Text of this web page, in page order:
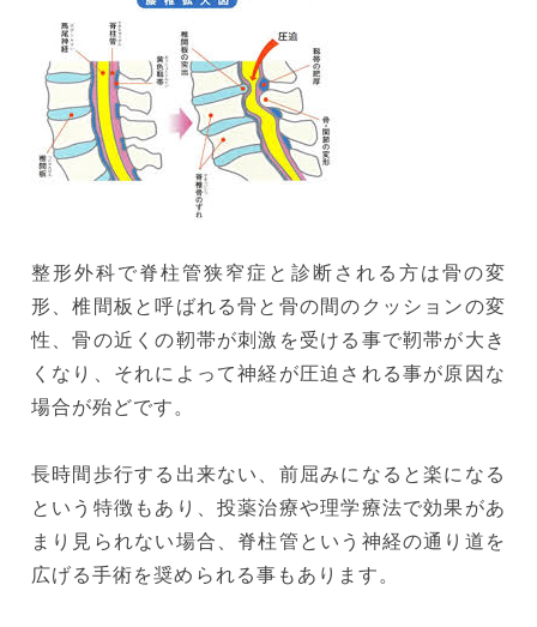
整形外科で脊柱管狭窄症と診断される方は骨の変
形、椎間板と呼ばれる骨と骨の間のクッションの変
性、骨の近くの靭帯が刺激を受ける事で靭帯が大き
くなり、それによって神経が圧迫される事が原因な
場合が殆どです。
長時間歩行する出来ない、前屈みになると楽になる
という特徴もあり、投薬治療や理学療法で効果があ
まり見られない場合、脊柱管という神経の通り道を
広げる手術を奨められる事もあります。